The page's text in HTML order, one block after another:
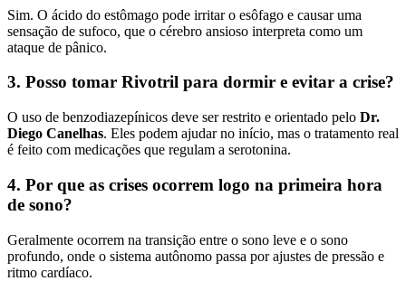
Sim. O ácido do estômago pode irritar o esôfago e causar uma
sensação de sufoco, que o cérebro ansioso interpreta como um
ataque de pânico.
3. Posso tomar Rivotril para dormir e evitar a crise?
O uso de benzodiazepínicos deve ser restrito e orientado pelo Dr.
Diego Canelhas. Eles podem ajudar no início, mas o tratamento real
é feito com medicações que regulam a serotonina.
4. Por que as crises ocorrem logo na primeira hora
de sono?
Geralmente ocorrem na transição entre o sono leve e o sono
profundo, onde o sistema autônomo passa por ajustes de pressão e
ritmo cardíaco.